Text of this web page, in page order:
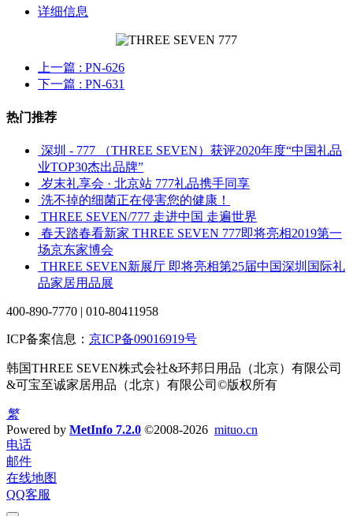
详细信息
上一篇 : PN-626
下一篇 : PN-631
热门推荐
深圳 - 777 （THREE SEVEN）获评2020年度“中国礼品
业TOP30杰出品牌”
岁末礼享会 · 北京站 777礼品携手同享
洗不掉的细菌正在侵害您的健康！
THREE SEVEN/777 走进中国 走遍世界
春天踏春看新家 THREE SEVEN 777即将亮相2019第一
场京东家博会
THREE SEVEN新展厅 即将亮相第25届中国深圳国际礼
品家居用品展
400-890-7770 | 010-80411958
ICP备案信息： 京ICP备09016919号
韩国THREE SEVEN株式会社&环邦日用品（北京）有限公司
&可宝至诚家居用品（北京）有限公司©版权所有
繁
Powered by MetInfo 7.2.0 ©2008-2026 mituo.cn
电话
邮件
在线地图
QQ客服